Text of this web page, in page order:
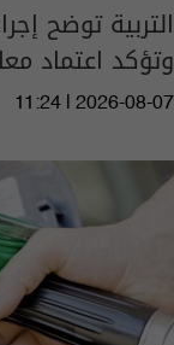
التربية توضح
وتؤكد اعتماد
11:24 | 2026-08-07